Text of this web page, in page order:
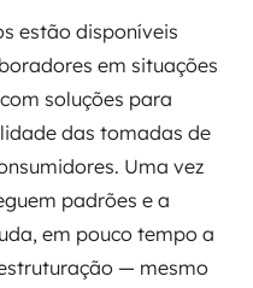
estão disponíveis
em situações
soluções para
das tomadas de
Uma vez
padrões e a
em pouco tempo a
— mesmo